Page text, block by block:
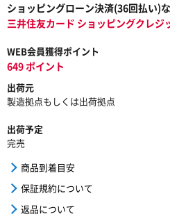
ショッピングローン決済(36回払い)
三井住友カード ショッピングクレ
WEB会員獲得ポイント
649 ポイント
出荷元
製造拠点もしくは出荷拠点
出荷予定
完売
商品到着目安
保証規約について
返品について